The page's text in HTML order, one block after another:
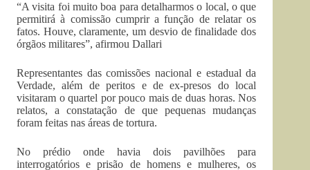
“A visita foi muito boa para detalharmos o local, o que
permitirá à comissão cumprir a função de relatar os
fatos. Houve, claramente, um desvio de finalidade dos
órgãos militares”, afirmou Dallari
Representantes das comissões nacional e estadual da
Verdade, além de peritos e de ex-presos do local
visitaram o quartel por pouco mais de duas horas. Nos
relatos, a constatação de que pequenas mudanças
foram feitas nas áreas de tortura.
No prédio onde havia dois pavilhões para
interrogatórios e prisão de homens e mulheres, os